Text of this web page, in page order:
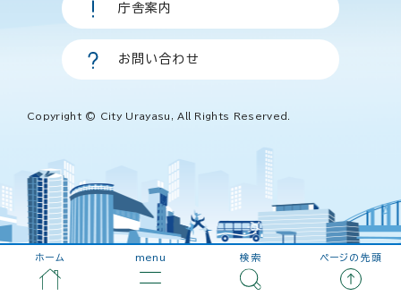
ホーム menu 検索 ページの先頭
庁舎案内
お問い合わせ
Copyright © City Urayasu, All Rights Reserved.